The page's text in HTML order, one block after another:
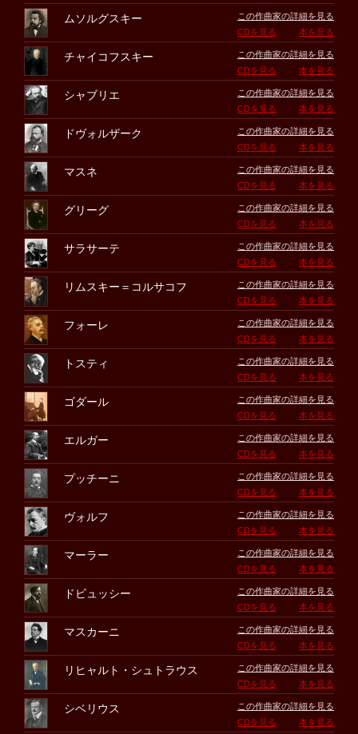
ムソルグスキー
この作曲家の詳細を見る
CDを見る
本を見る
チャイコフスキー
この作曲家の詳細を見る
CDを見る
本を見る
シャブリエ
この作曲家の詳細を見る
CDを見る
本を見る
ドヴォルザーク
この作曲家の詳細を見る
CDを見る
本を見る
マスネ
この作曲家の詳細を見る
CDを見る
本を見る
グリーグ
この作曲家の詳細を見る
CDを見る
本を見る
サラサーテ
この作曲家の詳細を見る
CDを見る
本を見る
リムスキー＝コルサコフ
この作曲家の詳細を見る
CDを見る
本を見る
フォーレ
この作曲家の詳細を見る
CDを見る
本を見る
トスティ
この作曲家の詳細を見る
CDを見る
本を見る
ゴダール
この作曲家の詳細を見る
CDを見る
本を見る
エルガー
この作曲家の詳細を見る
CDを見る
本を見る
プッチーニ
この作曲家の詳細を見る
CDを見る
本を見る
ヴォルフ
この作曲家の詳細を見る
CDを見る
本を見る
マーラー
この作曲家の詳細を見る
CDを見る
本を見る
ドビュッシー
この作曲家の詳細を見る
CDを見る
本を見る
マスカーニ
この作曲家の詳細を見る
CDを見る
本を見る
リヒャルト・シュトラウス
この作曲家の詳細を見る
CDを見る
本を見る
シベリウス
この作曲家の詳細を見る
CDを見る
本を見る